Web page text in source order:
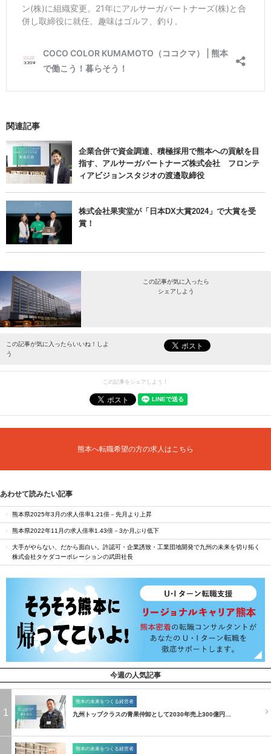
関連記事
企業合併で資金調達、積極採用で熊本への貢献を目
指す、アルサーガパートナーズ株式会社 フロンテ
ィアビジョンスタジオの渡邉取締役
株式会社果実堂が「日本DX大賞2024」で大賞を受
賞！
この記事が気に入ったら
シェアしよう
最新情報をお届けします。
この記事が気に入ったらいいね！しよ
う
この記事をシェアしよう！
熊本へ転職希望の方の求人はこちら
あわせて読みたい記事
熊本県2025年3月の求人倍率1.21倍－先月より上昇
熊本県2022年11月の求人倍率1.43倍－3か月ぶり低下
大手がやらない、だから面白い。許認可・企業誘致・工業団地開発で九州の未来を切り拓く
株式会社タケダコーポレーションの武田社長
今週の人気記事
1
熊本の未来をつくる経営者
九州トップクラスの青果仲卸として2030年売上300億円…
熊本の未来をつくる経営者